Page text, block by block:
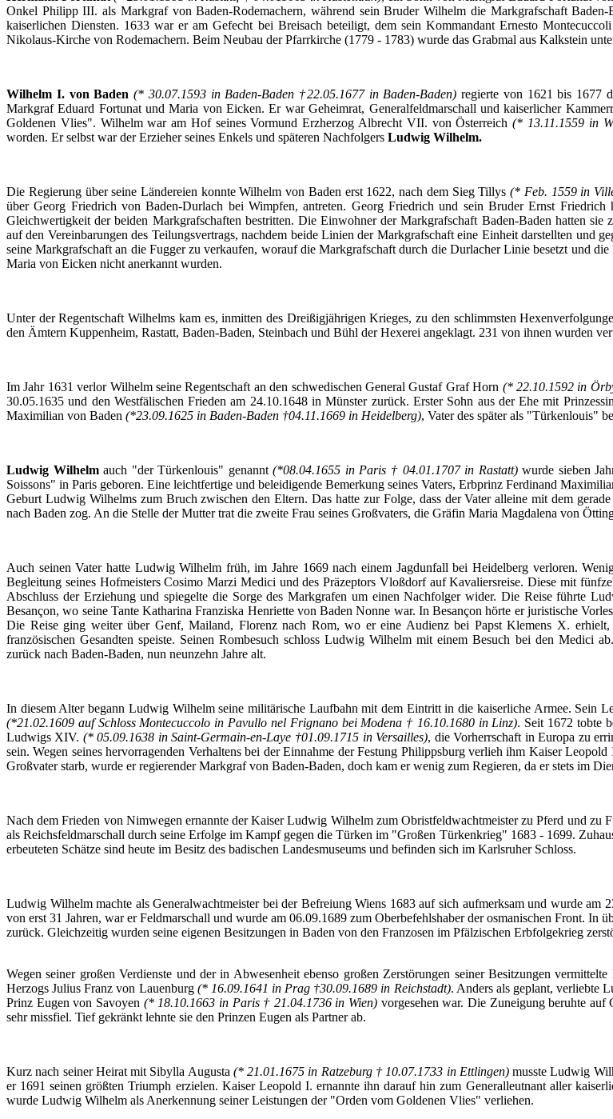
Onkel Philipp III.als MarkgrafvonBaden-Rodemachern, während sein BruderWilhelm die MarkgrafschaftBaden-
kaiserlichen Diensten. 1633 wareramGefecht bei Breisach beteiligt, dem sein KommandantErnestoMontecuccoli
Nikolaus-Kirche von Rodemachern. Beim Neubau der Pfarrkirche (1779 - 1783) wurde das Grabmal aus Kalkstein
Wilhelm I. von Baden(* 30.07.1593 in Baden-Baden †22.05.1677 in Baden-Baden) regierte von 1621bis 1677
Markgraf Eduard Fortunatund Maria vonEicken.ErwarGeheimrat, Generalfeldmarschall undkaiserlicher
Goldenen Vlies". Wilhelm war am HofseinesVormund Erzherzog Albrecht VII. vonÖsterreich (* 13.11.1559 in
worden. Er selbst warder Erzieherseines Enkels und späteren Nachfolgers Ludwig Wilhelm.
Die Regierung überseine Ländereien konnteWilhelm von Baden erst 1622,nach dem Sieg Tillys (* Feb. 1559 in
überGeorg Friedrich vonBaden-Durlach bei Wimpfen,antreten. Georg Friedrich und sein BruderErnst Friedrich
Gleichwertigkeit der beiden Markgrafschaften bestritten. DieEinwohner der Markgrafschaft Baden-Baden hatten sie
aufden Vereinbarungen des Teilungsvertrags,nachdem beide Linien der Markgrafschaft eine Einheit darstellten und
seineMarkgrafschaft an die Fugger zu verkaufen, woraufdieMarkgrafschaft durch die Durlacher Linie besetzt und
Maria von Eicken nicht anerkannt wurden.
Unter der Regentschaft Wilhelms kam es,inmitten des Dreißigjährigen Krieges,zu den schlimmsten
den Ämtern Kuppenheim, Rastatt, Baden-Baden, Steinbach und Bühl der Hexerei angeklagt. 231 von ihnen wurden
Im Jahr1631verlorWilhelm seineRegentschaft an den schwedischen GeneralGustaf GrafHorn (* 22.10.1592 in
30.05.1635 und den Westfälischen Frieden am 24.10.1648 inMünster zurück. Erster Sohn aus der Ehe mit Prinzessin
Maximilian von Baden (*23.09.1625 in Baden-Baden †04.11.1669 in Heidelberg), Vaterdes später als "Türkenlouis"
Ludwig Wilhelm auch "der Türkenlouis" genannt (*08.04.1655 in Paris † 04.01.1707 in Rastatt) wurde sieben
Soissons" in Paris geboren. Eine leichtfertige und beleidigende Bemerkung seines Vaters, Erbprinz Ferdinand
Geburt Ludwig Wilhelms zum Bruch zwischen denEltern. Dashatte zur Folge, dass der Vater alleine mit dem gerade
nach Baden zog. An die Stelle derMuttertrat die zweite Frau seines Großvaters, die Gräfin Maria Magdalena von
Auch seinen Vater hatteLudwig Wilhelm früh,im Jahre 1669nach einem Jagdunfall bei Heidelberg verloren.
Begleitung seines Hofmeisters Cosimo Marzi Medici und desPräzeptors Vloßdorf auf Kavaliersreise.Diese mit
Abschluss der Erziehungundspiegelte die SorgedesMarkgrafen um einen Nachfolgerwider. Die Reise führte
Besançon,wo seine Tante Katharina Franziska Henriettevon BadenNonne war. InBesançon hörte er juristische
Die Reise ging weiter über Genf,Mailand, Florenz nach Rom,wo er eine Audienz bei Papst Klemens X. erhielt
französischen Gesandten speiste. Seinen Rombesuch schloss Ludwig Wilhelmmit einem Besuch bei den Medici ab
zurück nach Baden-Baden, nun neunzehn Jahre alt.
In diesemAlterbegann Ludwig Wilhelm seine militärische Laufbahn mit dem Eintrittin die kaiserliche Armee. Sein
(*21.02.1609 auf Schloss Montecuccolo in Pavullo nel Frignano bei Modena † 16.10.1680 in Linz). Seit 1672 tobte
Ludwigs XIV. (* 05.09.1638 inSaint-Germain-en-Laye †01.09.1715 in Versailles), dieVorherrschaft inEuropa zu
sein.Wegen seineshervorragenden Verhaltens bei der Einnahme der Festung Philippsburg verlieh ihm Kaiser
Großvater starb, wurde er regierender Markgrafvon Baden-Baden, doch kam er wenig zum Regieren, da erstets im
Nach dem Frieden von Nimwegen ernannte derKaiser Ludwig Wilhelm zum Obristfeldwachtmeister zu Pferd und zu
als Reichsfeldmarschall durch seineErfolge im Kampf gegen dieTürken im "Großen Türkenkrieg" 1683 - 1699.
erbeuteten Schätze sind heute im Besitz des badischen Landesmuseums und befinden sich im Karlsruher Schloss.
Ludwig Wilhelmmachte als Generalwachtmeister bei der Befreiung Wiens 1683auf sich aufmerksamund wurdeam
von erst 31 Jahren, warer Feldmarschall und wurde am 06.09.1689 zum Oberbefehlshaber der osmanischen Front. In
zurück. Gleichzeitig wurden seine eigenen Besitzungen in Baden von den Franzosen im Pfälzischen Erbfolgekrieg
Wegen seiner großen Verdienste undderin Abwesenheit ebenso großen Zerstörungen seiner Besitzungen vermittelte
Herzogs Julius Franz von Lauenburg (* 16.09.1641 in Prag †30.09.1689 in Reichstadt). Anders als geplant,verliebte
Prinz Eugen von Savoyen (* 18.10.1663 in Paris † 21.04.1736 in Wien) vorgesehen war. Die Zuneigung beruhte auf
sehr missfiel. Tief gekränkt lehnte sie den Prinzen Eugen als Partnerab.
Kurz nach seinerHeirat mit Sibylla Augusta (* 21.01.1675 in Ratzeburg† 10.07.1733 in Ettlingen) musste Ludwig
er1691seinen größten Triumph erzielen. Kaiser Leopold I. ernannte ihn darauf hin zum Generalleutnant aller
wurde Ludwig Wilhelm als Anerkennung seinerLeistungen der"Orden vom Goldenen Vlies" verliehen.